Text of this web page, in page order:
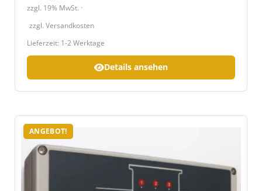
zzgl. 19% MwSt.
zzgl. Versandkosten
Lieferzeit: 1-2 Werktage
Details ansehen
ANGEBOT!